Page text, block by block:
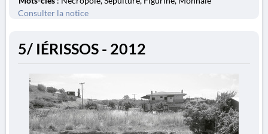
Consulter la notice
5/ IÉRISSOS - 2012